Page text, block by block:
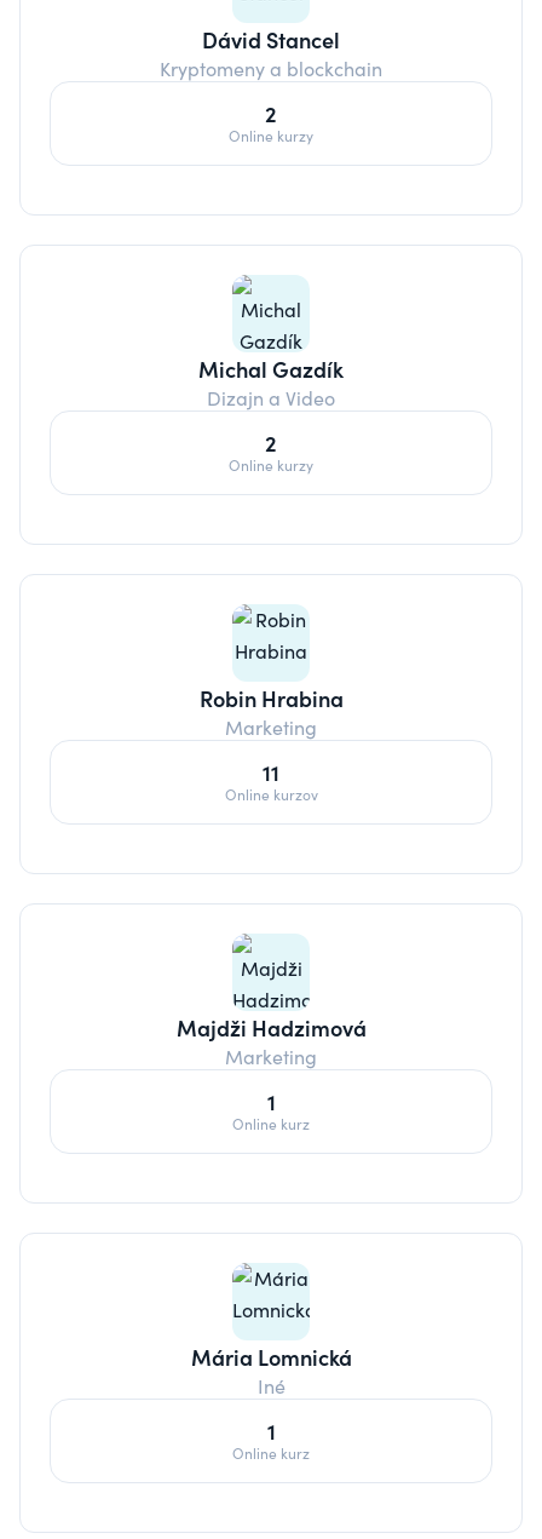
Dávid Stancel
Kryptomeny a blockchain
2
Online kurzy
Michal Gazdík
Dizajn a Video
2
Online kurzy
Robin Hrabina
Marketing
11
Online kurzov
Majdži Hadzimová
Marketing
1
Online kurz
Mária Lomnická
Iné
1
Online kurz